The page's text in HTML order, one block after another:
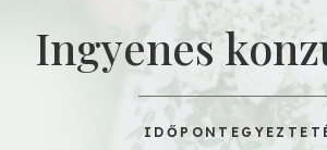
Ingyenes